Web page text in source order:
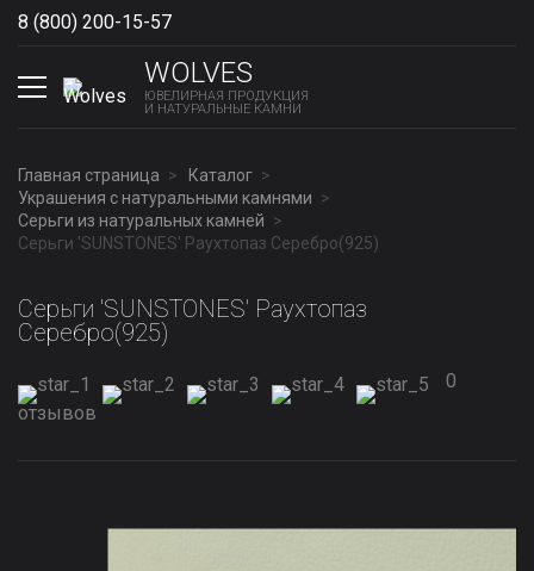
8 (800) 200-15-57
WOLVES
ЮВЕЛИРНАЯ ПРОДУКЦИЯ
И НАТУРАЛЬНЫЕ КАМНИ
Главная страница
Каталог
Украшения с натуральными камнями
Серьги из натуральных камней
Серьги 'SUNSTONES' Раухтопаз Серебро(925)
Серьги 'SUNSTONES' Раухтопаз
Серебро(925)
0
отзывов